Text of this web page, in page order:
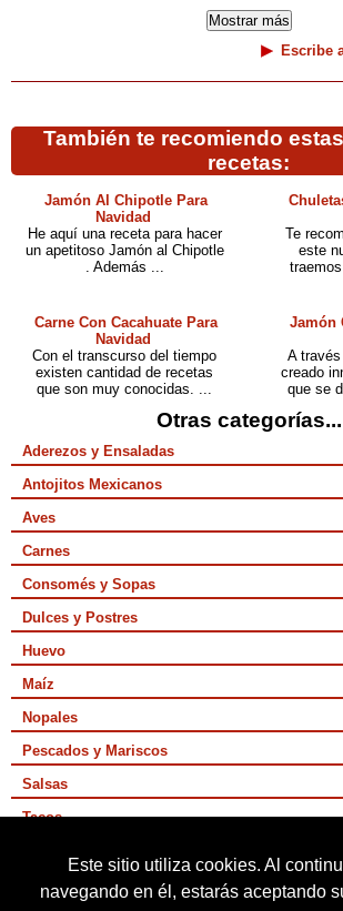
Este sitio utiliza cookies. Al
navegando en él, estarás aceptando
Escribe
También te recomiendo
recetas:
Jamón Al Chipotle Para
Navidad
He aquí una receta para hacer
un apetitoso Jamón al Chipotle
. Además ...
Te
este
Carne Con Cacahuate Para
Navidad
Con el transcurso del tiempo
existen cantidad de recetas
que son muy conocidas. ...
Jamón
A
creado
que se
Otras categorías...
Aderezos y Ensaladas
Antojitos Mexicanos
Aves
Carnes
Consomés y Sopas
Dulces y Postres
Huevo
Maíz
Nopales
Pescados y Mariscos
Salsas
Tacos
Vegetarianas